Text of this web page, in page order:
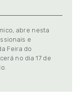
abre nesta
e
Feira do
no dia 17 de